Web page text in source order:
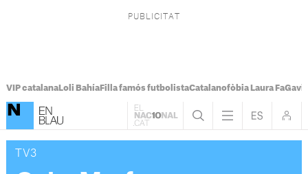
VIP catalanaLoli BahíaFilla famós futbolistaCatalanofòbia Laura FaGavi
TV3